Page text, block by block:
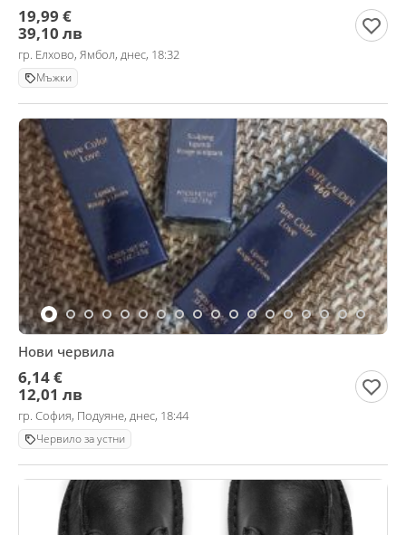
19,99 €
39,10 лв
гр. Елхово, Ямбол, днес, 18:32
Мъжки
Нови червила
6,14 €
12,01 лв
гр. София, Подуяне, днес, 18:44
Червило за устни